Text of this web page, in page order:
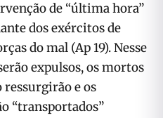
de “última hora”
dos exércitos de
do mal (Ap 19). Nesse
expulsos, os mortos
e os
“transportados”